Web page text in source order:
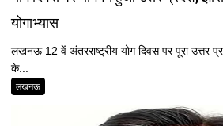
योगाभ्यास
लखनऊ 12 वें अंतरराष्ट्रीय योग दिवस पर पूरा उत्तर
के...
लखनऊ